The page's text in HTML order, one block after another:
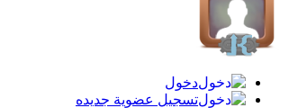
دخول
تسجيل عضوية جديده